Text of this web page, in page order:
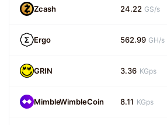
Zcash 24.22 GS/s
Ergo 562.99 GH/s
GRIN 3.36 KGps
MimbleWimbleCoin 8.11 KGps